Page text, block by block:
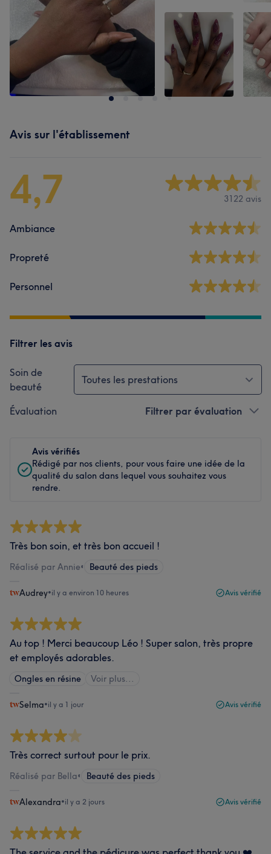
Avis sur l'établissement
4,7 3122 avis
Ambiance
Propreté
Personnel
Filtrer les avis
Soin de
beauté
Toutes les prestations
Évaluation Filtrer par évaluation
Avis vérifiés
Rédigé par nos clients, pour vous faire une idée de la
qualité du salon dans lequel vous souhaitez vous
rendre.
Très bon soin, et très bon accueil !
Réalisé par Annie• Beauté des pieds
Audrey•il y a environ 10 heures Avis vérifié
Au top ! Merci beaucoup Léo ! Super salon, très propre
et employés adorables.
Ongles en résine Voir plus...
Selma•il y a 1 jour Avis vérifié
Très correct surtout pour le prix.
Réalisé par Bella• Beauté des pieds
Alexandra•il y a 2 jours Avis vérifié